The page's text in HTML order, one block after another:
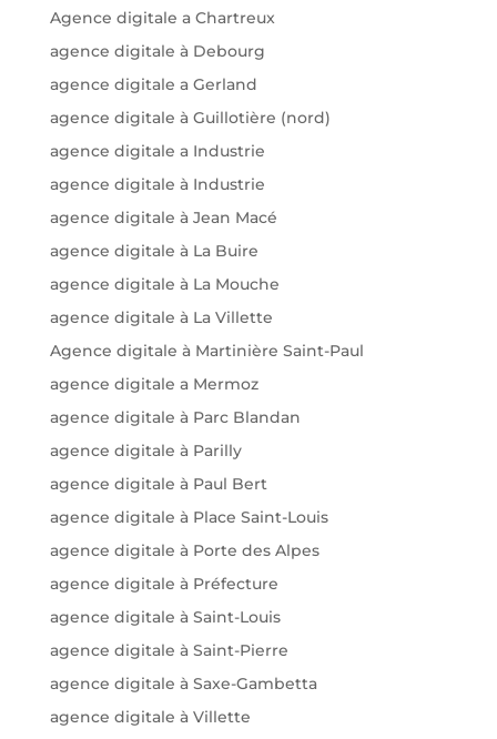
Agence digitale a Chartreux
agence digitale à Debourg
agence digitale a Gerland
agence digitale à Guillotière (nord)
agence digitale a Industrie
agence digitale à Industrie
agence digitale à Jean Macé
agence digitale à La Buire
agence digitale à La Mouche
agence digitale à La Villette
Agence digitale à Martinière Saint-Paul
agence digitale a Mermoz
agence digitale à Parc Blandan
agence digitale à Parilly
agence digitale à Paul Bert
agence digitale à Place Saint-Louis
agence digitale à Porte des Alpes
agence digitale à Préfecture
agence digitale à Saint-Louis
agence digitale à Saint-Pierre
agence digitale à Saxe-Gambetta
agence digitale à Villette